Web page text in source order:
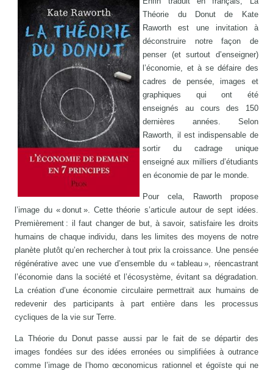
Théorie du Donut de Kate
Raworth est une invitation à
déconstruire notre façon de
penser (et surtout d’enseigner)
l’économie, et à se défaire des
cadres de pensée, images et
graphiques qui ont été
enseignés au cours des 150
dernières années. Selon
Raworth, il est indispensable de
sortir du cadrage unique
enseigné aux milliers d’étudiants
en économie de par le monde.
Pour cela, Raworth propose
l’image du « donut ». Cette théorie s’articule autour de sept idées.
Premièrement : il faut changer de but, à savoir, satisfaire les droits
humains de chaque individu, dans les limites des moyens de notre
planète plutôt qu’en rechercher à tout prix la croissance. Une pensée
régénérative avec une vue d’ensemble du « tableau », réencastrant
l’économie dans la société et l’écosystème, évitant sa dégradation.
La création d’une économie circulaire permettrait aux humains de
redevenir des participants à part entière dans les processus
cycliques de la vie sur Terre.
La Théorie du Donut passe aussi par le fait de se départir des
images fondées sur des idées erronées ou simplifiées à outrance
comme l’image de l’homo œconomicus rationnel et égoïste qui ne